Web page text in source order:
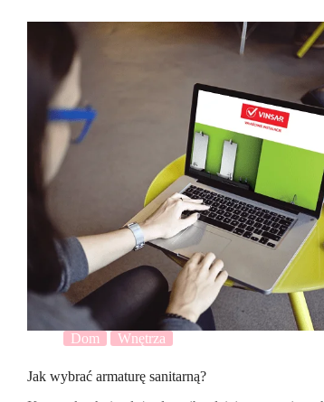
Dom Wnętrza
Jak wybrać armaturę sanitarną?